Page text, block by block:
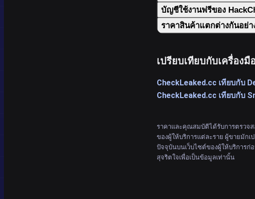
บัญชีใช้งานฟรีของ
ราคาสินค้าแตกต่างกันอย่า
เปรียบเทียบกับเครื่องมื
CheckLeaked.cc เทียบกับ
CheckLeaked.cc เทียบกับ
ราคาและคุณสมบัติได้รับการตรวจส
ของผู้ให้บริการแต่ละราย ผู้ขายมักเ
ปัจจุบันบนเว็บไซต์ของผู้ให้บริการก่
สุจริตใจเพื่อเป็นข้อมูลเท่านั้น